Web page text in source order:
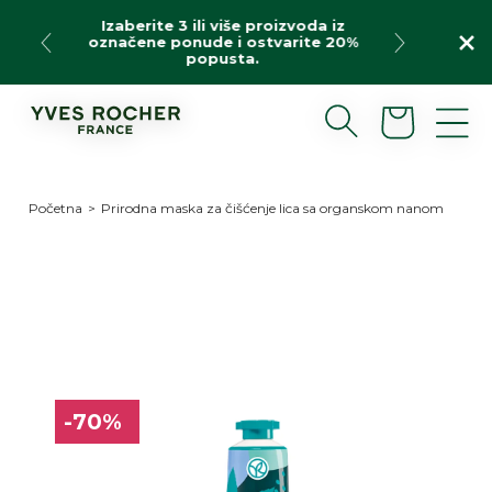
sadržaj
Izaberite 3 ili više proizvoda iz
označene ponude i ostvarite 20%
popusta.
Početna > Prirodna maska za čišćenje lica sa organskom nanom
-70%